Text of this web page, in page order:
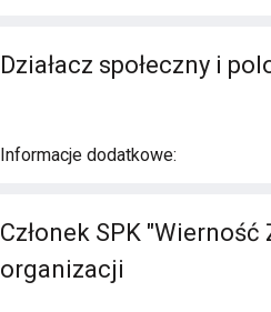
Działacz społeczny i
Informacje dodatkowe:
Członek SPK
organizacji